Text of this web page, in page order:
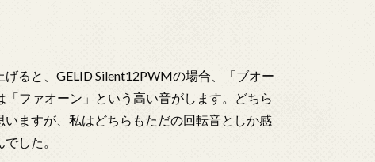
ると、GELID Silent12PWMの場合、「ブオー
ファオーン」という高い音がします。どちら
ますが、私はどちらもただの回転音としか感
した。